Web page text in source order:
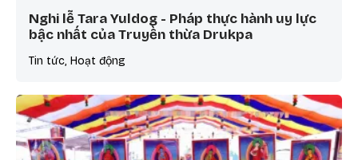
Nghi lễ Tara Yuldog - Pháp thực hành uy lực
bậc nhất của Truyền thừa Drukpa
Tin tức, Hoạt động